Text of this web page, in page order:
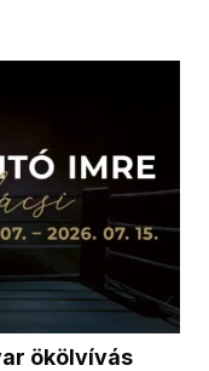
ökölvívás